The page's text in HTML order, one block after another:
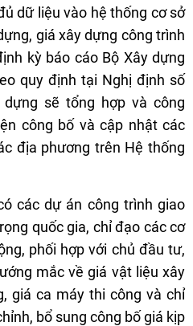
dữ liệu vào hệ thống cơ sở
giá xây dựng công trình
kỳ báo cáo Bộ Xây dựng
quy định tại Nghị định số
dựng sẽ tổng hợp và công
công bố và cập nhật các
địa phương trên Hệ thống
các dự án công trình giao
quốc gia, chỉ đạo các cơ
phối hợp với chủ đầu tư,
mắc về giá vật liệu xây
giá ca máy thi công và chỉ
bổ sung công bố giá kịp